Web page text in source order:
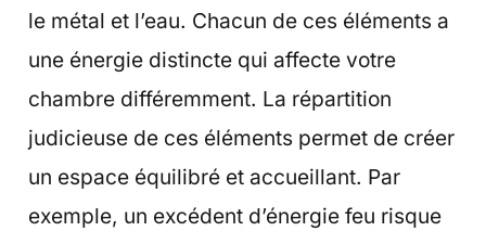
le métal et l’eau. Chacun de ces éléments a
une énergie distincte qui affecte votre
chambre différemment. La répartition
judicieuse de ces éléments permet de créer
un espace équilibré et accueillant. Par
exemple, un excédent d’énergie feu risque